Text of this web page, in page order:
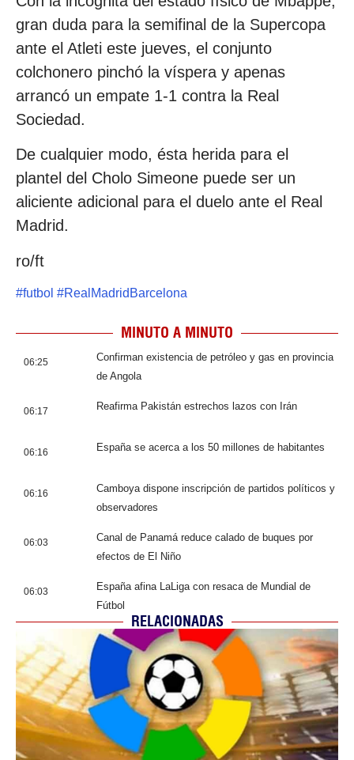
gran duda para la semifinal de la Supercopa
ante el Atleti este jueves, el conjunto
colchonero pinchó la víspera y apenas
arrancó un empate 1-1 contra la Real
Sociedad.
De cualquier modo, ésta herida para el
plantel del Cholo Simeone puede ser un
aliciente adicional para el duelo ante el Real
Madrid.
ro/ft
#futbol #RealMadridBarcelona
MINUTO A MINUTO
06:25
Confirman existencia de petróleo y gas en provincia
de Angola
06:17 Reafirma Pakistán estrechos lazos con Irán
06:16 España se acerca a los 50 millones de habitantes
06:16
Camboya dispone inscripción de partidos políticos y
observadores
06:03
Canal de Panamá reduce calado de buques por
efectos de El Niño
06:03
España afina LaLiga con resaca de Mundial de
Fútbol
RELACIONADAS